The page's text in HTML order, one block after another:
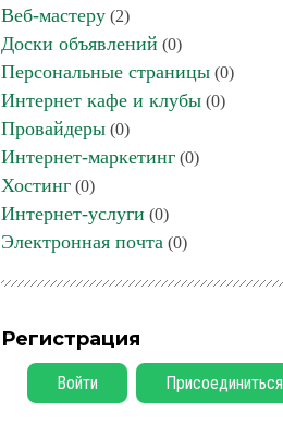
Веб-мастеру (2)
Доски объявлений (0)
Персональные страницы (0)
Интернет кафе и клубы (0)
Провайдеры (0)
Интернет-маркетинг (0)
Хостинг (0)
Интернет-услуги (0)
Электронная почта (0)
Регистрация
Войти Присоединиться